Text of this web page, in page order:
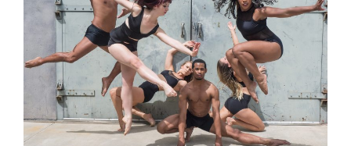
مجلس كاليفورنيا للفنون